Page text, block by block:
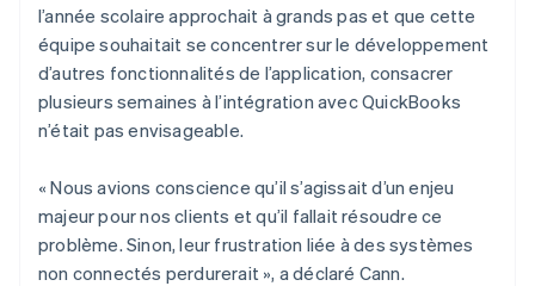
l’année scolaire approchait à grands pas et que cette
équipe souhaitait se concentrer sur le développement
d’autres fonctionnalités de l’application, consacrer
plusieurs semaines à l’intégration avec QuickBooks
n’était pas envisageable.
« Nous avions conscience qu’il s’agissait d’un enjeu
majeur pour nos clients et qu’il fallait résoudre ce
problème. Sinon, leur frustration liée à des systèmes
non connectés perdurerait », a déclaré Cann.